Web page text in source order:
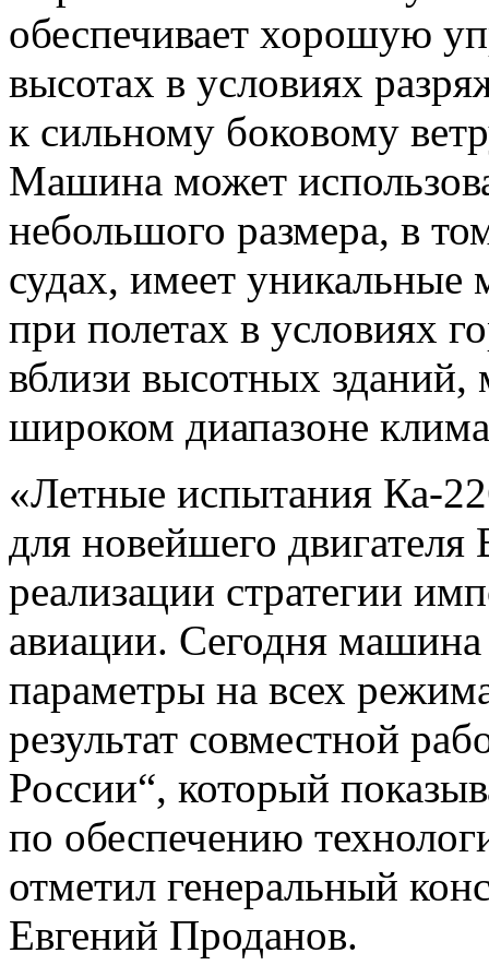
обеспечивает хорошую
высотах в условиях
к сильному боковому
Машина может
небольшого размера, в
судах, имеет уникальные
при полетах в условиях
вблизи высотных зданий,
широком диапазоне
«Летные испытания Ка-
для новейшего
реализации стратегии
авиации. Сегодня машина
параметры на всех
результат совместной
России“, который
по обеспечению
отметил генеральный
Евгений Проданов.